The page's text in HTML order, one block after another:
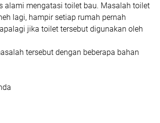
alami mengatasi toilet bau. Masalah toilet
lagi, hampir setiap rumah pernah
jika toilet tersebut digunakan oleh
tersebut dengan beberapa bahan